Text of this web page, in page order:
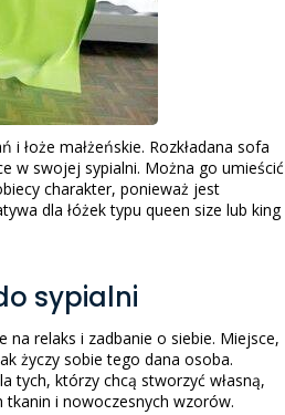
łoże małżeńskie. Rozkładana sofa
w swojej sypialni. Można go umieścić
charakter, ponieważ jest
dla łóżek typu queen size lub king
sypialni
na relaks i zadbanie o siebie. Miejsce,
życzy sobie tego dana osoba.
tych, którzy chcą stworzyć własną,
i nowoczesnych wzorów.